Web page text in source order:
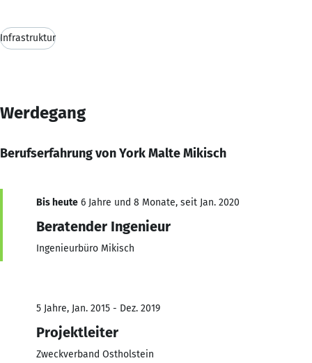
Infrastruktur
Werdegang
Berufserfahrung von York Malte Mikisch
Bis heute 6 Jahre und 8 Monate, seit Jan. 2020
Beratender Ingenieur
Ingenieurbüro Mikisch
5 Jahre, Jan. 2015 - Dez. 2019
Projektleiter
Zweckverband Ostholstein